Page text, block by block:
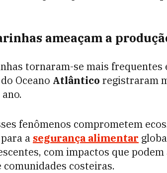
ameaçam a
tornaram-se mais frequentes
Oceano Atlântico registraram
fenômenos comprometem
a segurança alimentar
com impactos que
costeiras.